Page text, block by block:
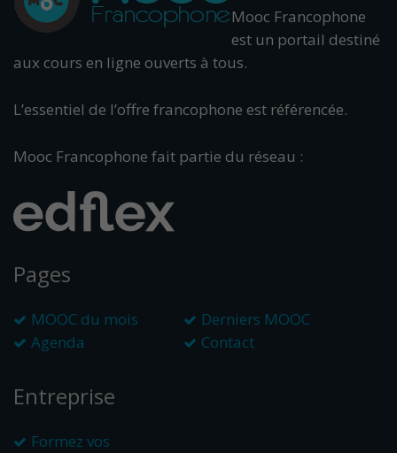
Mooc Francophone
est un portail destiné
aux cours en ligne ouverts à tous.
L’essentiel de l’offre francophone est référencée.
Mooc Francophone fait partie du réseau :
Pages
MOOC du mois
Derniers MOOC
Agenda
Contact
Entreprise
Formez vos